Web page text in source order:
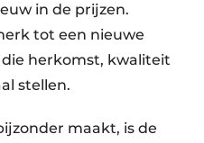
in de prijzen.
tot een nieuwe
herkomst, kwaliteit
stellen.
maakt, is de